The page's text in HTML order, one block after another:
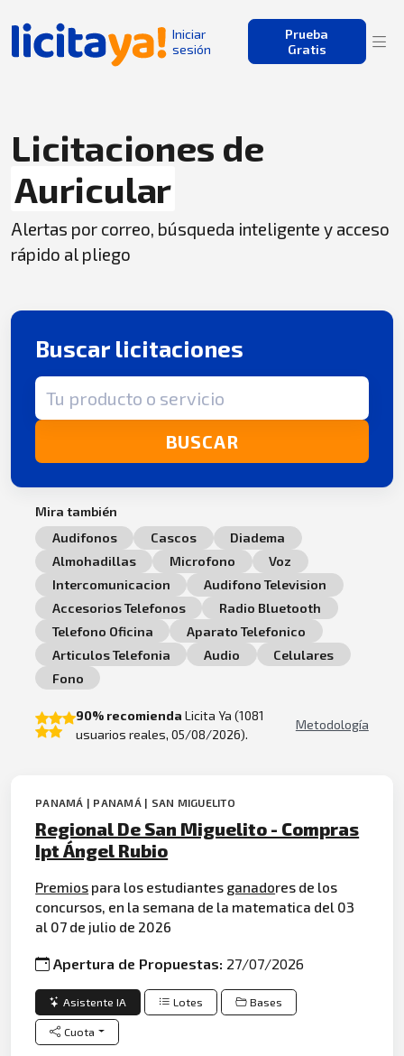
Iniciar
sesión
Prueba
Gratis
Licitaciones de
Auricular
Alertas por correo, búsqueda inteligente y acceso
rápido al pliego
Buscar licitaciones
Término de búsqueda
BUSCAR
Mira también
Audifonos
Cascos
Diadema
Almohadillas
Microfono
Voz
Intercomunicacion
Audifono Television
Accesorios Telefonos
Radio Bluetooth
Telefono Oficina
Aparato Telefonico
Articulos Telefonia
Audio
Celulares
Fono
90% recomienda Licita Ya (1081
usuarios reales, 05/08/2026).
Metodología
PANAMÁ | PANAMÁ | SAN MIGUELITO
Regional De San Miguelito - Compras
Ipt Ángel Rubio
Premios para los estudiantes ganadores de los
concursos, en la semana de la matematica del 03
al 07 de julio de 2026
Apertura de Propuestas: 27/07/2026
Asistente IA Lotes Bases
Cuota